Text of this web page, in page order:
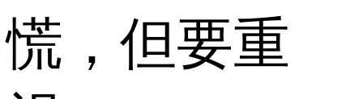
慌，但要重